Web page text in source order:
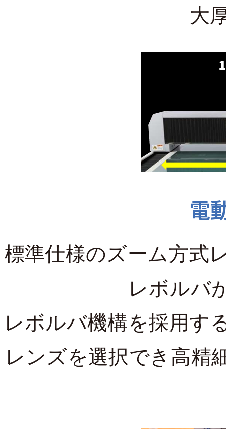
大
電
標準仕様のズーム方式
レボルバ
レボルバ機構を採用す
レンズを選択でき高精